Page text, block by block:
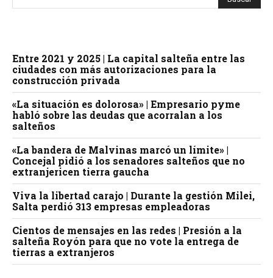
Entre 2021 y 2025 | La capital salteña entre las
ciudades con más autorizaciones para la
construcción privada
«La situación es dolorosa» | Empresario pyme
habló sobre las deudas que acorralan a los
salteños
«La bandera de Malvinas marcó un límite» |
Concejal pidió a los senadores salteños que no
extranjericen tierra gaucha
Viva la libertad carajo | Durante la gestión Milei,
Salta perdió 313 empresas empleadoras
Cientos de mensajes en las redes | Presión a la
salteña Royón para que no vote la entrega de
tierras a extranjeros